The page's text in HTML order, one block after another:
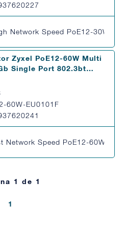
Network Speed PoE12-30W
Zyxel PoE12-60W Multi
Single Port 802.3bt…
60W-EU0101F
Network Speed PoE12-60W is
1 de 1
1